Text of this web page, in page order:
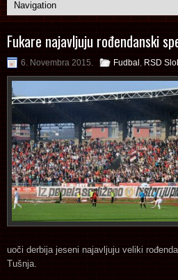
Fukare najavljuju rođendanski
6. Novembra 2015. Fudbal RSD
uoči derbija jeseni najavljuju veliki
Tušnja.